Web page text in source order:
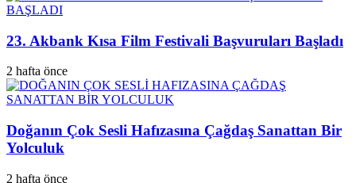
23. Akbank Kısa Film Festivali Başvuruları Başladı
2 hafta önce
Doğanın Çok Sesli Hafızasına Çağdaş Sanattan Bir
Yolculuk
2 hafta önce